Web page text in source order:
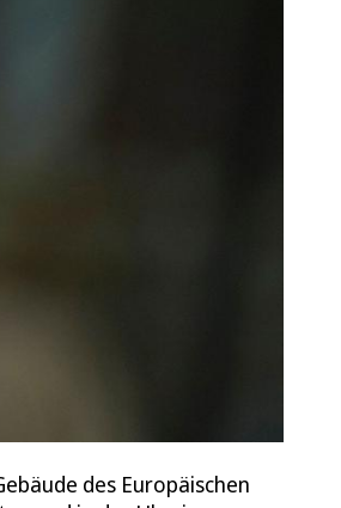
des Europäischen